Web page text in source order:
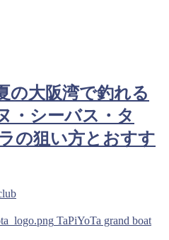
の大阪湾で釣れる
・シーバス・タ
の狙い方とおすす
TaPiYoTa grand boat